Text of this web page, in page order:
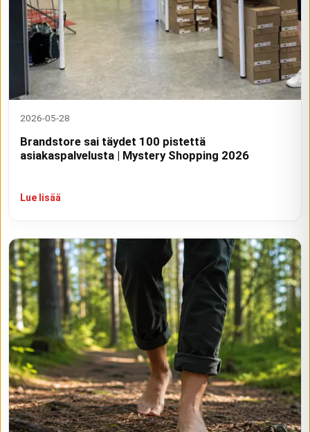
2026-05-28
Brandstore sai täydet 100 pistettä
asiakaspalvelusta | Mystery Shopping 2026
Lue lisää